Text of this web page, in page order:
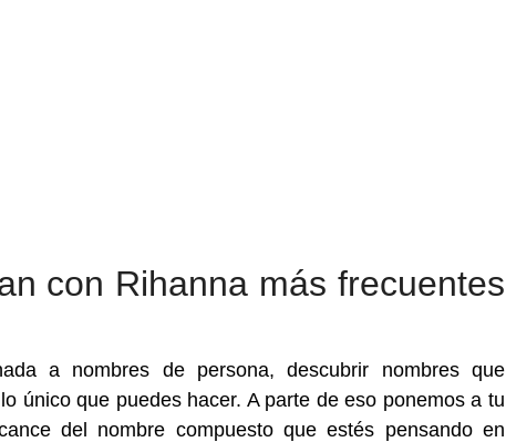
con Rihanna más frecuentes
a nombres de persona, descubrir nombres que
único que puedes hacer. A parte de eso ponemos a tu
del nombre compuesto que estés pensando en